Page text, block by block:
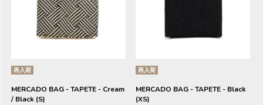
再入荷
MERCADO BAG - TAPETE - Cream
/ Black (S)
再入荷
MERCADO BAG - TAPETE - Black
(XS)